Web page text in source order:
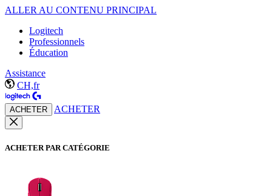
ALLER AU CONTENU PRINCIPAL
Logitech
Professionnels
Éducation
Assistance
CH,fr
ACHETER ACHETER
ACHETER PAR CATÉGORIE